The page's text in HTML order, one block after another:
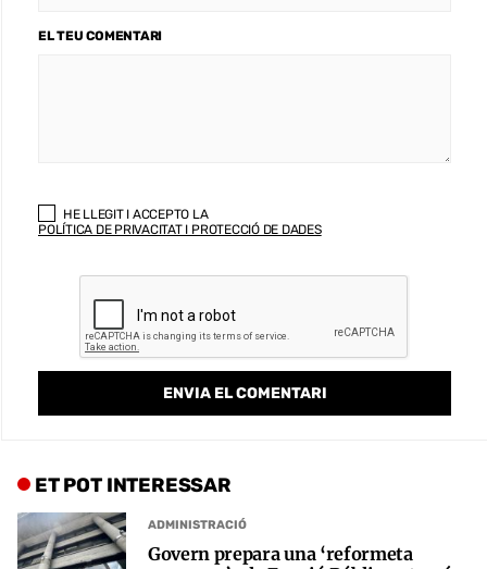
EL TEU COMENTARI
HE LLEGIT I ACCEPTO LA
POLÍTICA DE PRIVACITAT I PROTECCIÓ DE DADES
ET POT INTERESSAR
ADMINISTRACIÓ
Govern prepara una ‘reformeta